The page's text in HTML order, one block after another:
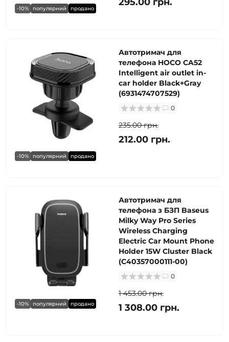
-10% популярний продано
-10% популярний продано
Автотримач для
телефона HOCO CA52
Intelligent air outlet in-
car holder Black+Gray
(6931474707529)
0
235.00 грн.
212.00 грн.
-10% популярний продано
Автотримач для
телефона з БЗП Baseus
Milky Way Pro Series
Wireless Charging
Electric Car Mount Phone
Holder 15W Cluster Black
(C40357000111-00)
0
1 453.00 грн.
1 308.00 грн.